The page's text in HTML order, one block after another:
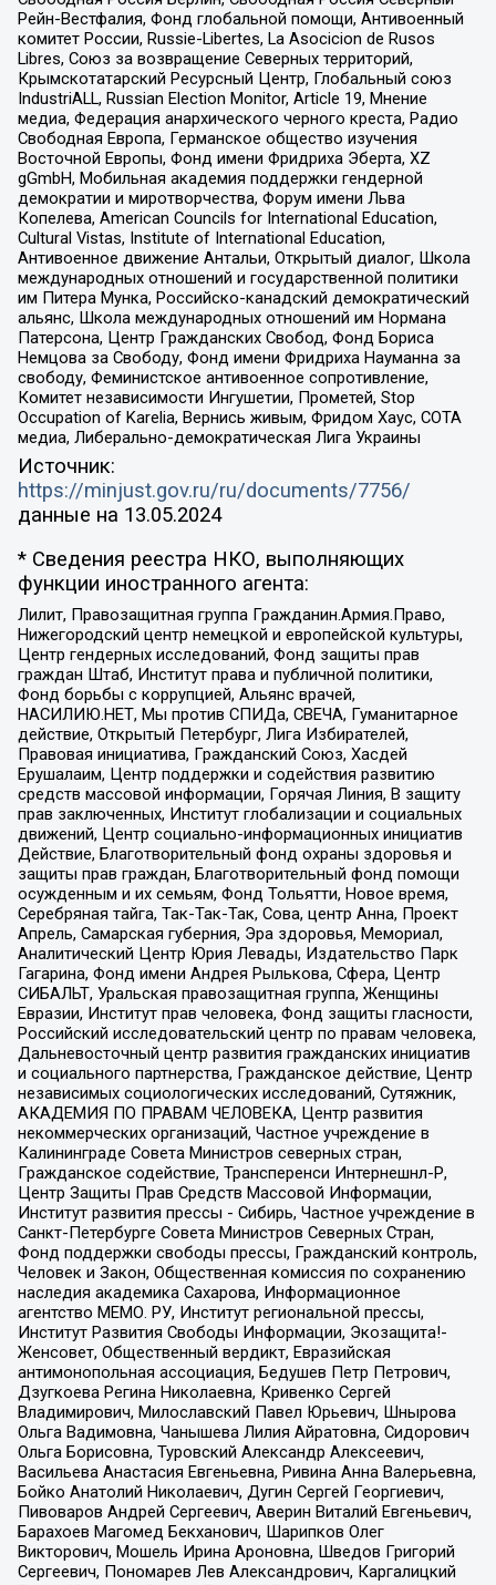
Рейн-Вестфалия, Фонд глобальной помощи, Антивоенный
комитет России, Russie-Libertes, La Asocicion de Rusos
Libres, Союз за возвращение Северных территорий,
Крымскотатарский Ресурсный Центр, Глобальный союз
IndustriALL, Russian Election Monitor, Article 19, Мнение
медиа, Федерация анархического черного креста, Радио
Свободная Европа, Германское общество изучения
Восточной Европы, Фонд имени Фридриха Эберта, XZ
gGmbH, Мобильная академия поддержки гендерной
демократии и миротворчества, Форум имени Льва
Копелева, American Councils for International Education,
Cultural Vistas, Institute of International Education,
Антивоенное движение Антальи, Открытый диалог, Школа
международных отношений и государственной политики
им Питера Мунка, Российско-канадский демократический
альянс, Школа международных отношений им Нормана
Патерсона, Центр Гражданских Свобод, Фонд Бориса
Немцова за Свободу, Фонд имени Фридриха Науманна за
свободу, Феминистское антивоенное сопротивление,
Комитет независимости Ингушетии, Прометей, Stop
Occupation of Karelia, Вернись живым, Фридом Хаус, СОТА
медиа, Либерально-демократическая Лига Украины
Источник:
https://minjust.gov.ru/ru/documents/7756/
данные на 13.05.2024
* Сведения реестра НКО, выполняющих
функции иностранного агента:
Лилит, Правозащитная группа Гражданин.Армия.Право,
Нижегородский центр немецкой и европейской культуры,
Центр гендерных исследований, Фонд защиты прав
граждан Штаб, Институт права и публичной политики,
Фонд борьбы с коррупцией, Альянс врачей,
НАСИЛИЮ.НЕТ, Мы против СПИДа, СВЕЧА, Гуманитарное
действие, Открытый Петербург, Лига Избирателей,
Правовая инициатива, Гражданский Союз, Хасдей
Ерушалаим, Центр поддержки и содействия развитию
средств массовой информации, Горячая Линия, В защиту
прав заключенных, Институт глобализации и социальных
движений, Центр социально-информационных инициатив
Действие, Благотворительный фонд охраны здоровья и
защиты прав граждан, Благотворительный фонд помощи
осужденным и их семьям, Фонд Тольятти, Новое время,
Серебряная тайга, Так-Так-Так, Сова, центр Анна, Проект
Апрель, Самарская губерния, Эра здоровья, Мемориал,
Аналитический Центр Юрия Левады, Издательство Парк
Гагарина, Фонд имени Андрея Рылькова, Сфера, Центр
СИБАЛЬТ, Уральская правозащитная группа, Женщины
Евразии, Институт прав человека, Фонд защиты гласности,
Российский исследовательский центр по правам человека,
Дальневосточный центр развития гражданских инициатив
и социального партнерства, Гражданское действие, Центр
независимых социологических исследований, Сутяжник,
АКАДЕМИЯ ПО ПРАВАМ ЧЕЛОВЕКА, Центр развития
некоммерческих организаций, Частное учреждение в
Калининграде Совета Министров северных стран,
Гражданское содействие, Трансперенси Интернешнл-Р,
Центр Защиты Прав Средств Массовой Информации,
Институт развития прессы - Сибирь, Частное учреждение в
Санкт-Петербурге Совета Министров Северных Стран,
Фонд поддержки свободы прессы, Гражданский контроль,
Человек и Закон, Общественная комиссия по сохранению
наследия академика Сахарова, Информационное
агентство МЕМО. РУ, Институт региональной прессы,
Институт Развития Свободы Информации, Экозащита!-
Женсовет, Общественный вердикт, Евразийская
антимонопольная ассоциация, Бедушев Петр Петрович,
Дзугкоева Регина Николаевна, Кривенко Сергей
Владимирович, Милославский Павел Юрьевич, Шнырова
Ольга Вадимовна, Чанышева Лилия Айратовна, Сидорович
Ольга Борисовна, Туровский Александр Алексеевич,
Васильева Анастасия Евгеньевна, Ривина Анна Валерьевна,
Бойко Анатолий Николаевич, Дугин Сергей Георгиевич,
Пивоваров Андрей Сергеевич, Аверин Виталий Евгеньевич,
Барахоев Магомед Бекханович, Шарипков Олег
Викторович, Мошель Ирина Ароновна, Шведов Григорий
Сергеевич, Пономарев Лев Александрович, Каргалицкий